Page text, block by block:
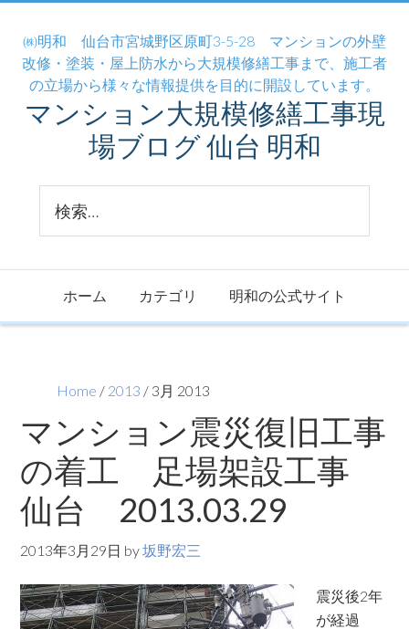
㈱明和 仙台市宮城野区原町3-5-28 マンションの外壁
改修・塗装・屋上防水から大規模修繕工事まで、施工者
の立場から様々な情報提供を目的に開設しています。
マンション大規模修繕工事現
場ブログ 仙台 明和
ホーム カテゴリ 明和の公式サイト
Home / 2013 / 3月 2013
マンション震災復旧工事
の着工 足場架設工事
仙台 2013.03.29
2013年3月29日 by坂野宏三
震災後2年
が経過